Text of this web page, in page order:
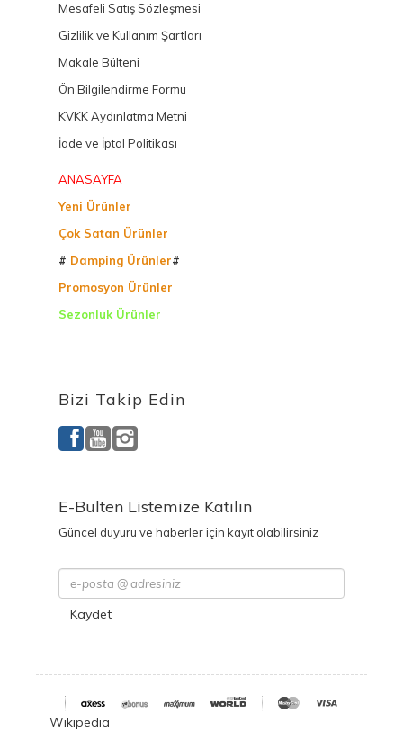
Mesafeli Satış Sözleşmesi
Gizlilik ve Kullanım Şartları
Makale Bülteni
Ön Bilgilendirme Formu
KVKK Aydınlatma Metni
İade ve İptal Politikası
ANASAYFA
Yeni Ürünler
Çok Satan Ürünler
# Damping Ürünler#
Promosyon Ürünler
Sezonluk Ürünler
Bizi Takip Edin
E-Bulten Listemize Katılın
Güncel duyuru ve haberler için kayıt olabilirsiniz
Kaydet
Wikipedia